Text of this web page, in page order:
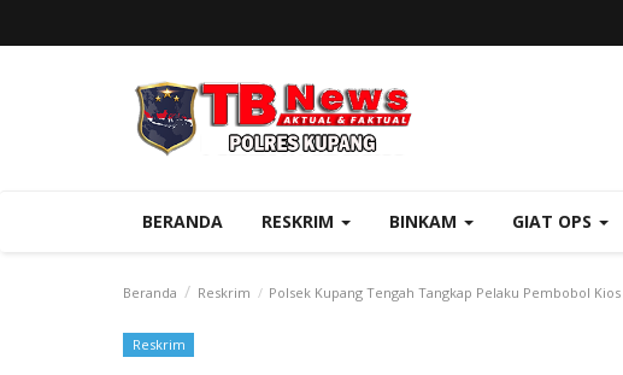
BERANDA RESKRIM BINKAM GIAT OPS
Beranda Reskrim Polsek Kupang Tengah Tangkap Pelaku Pembobol
Reskrim